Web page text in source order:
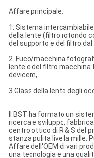
Affare principale:
1. Sistema
della lente (filtro rotondo
del supporto e del filtro dal
2. Fuco/macchina
lente e del filtro macchina
devicem,
3.Glass della lente degli
Il BST ha formato un
ricerca e sviluppo,
centro ottico di R & S del
stanza pulita livella mille.
Affare dell'OEM di vari
una tecnologia e una